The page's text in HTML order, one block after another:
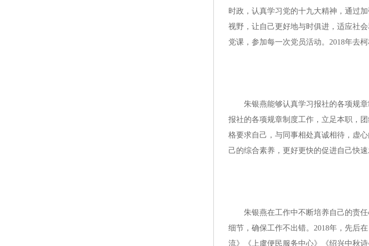
时政，认真学习党的十九大精神，通过
视野，让自己更好地与时俱进，适应社
党课，参加每一次党员活动。 2018年去
朱银燕能够认真学习报社的各项规
报社的各项规章制度工作，立足本职，
格要求自己，与同事相处真诚相待，虚
己的综合素养，更好更快的促进自己快速
朱银燕在工作中不断培养自己的责
细节，确保工作不出错。 2018年，先后
流》《上虞便民服务中心》《绍兴中秋